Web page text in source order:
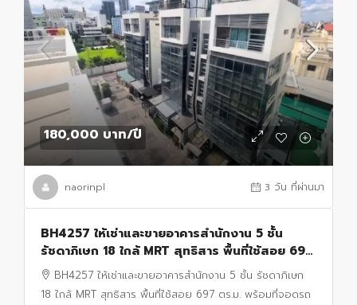
180,000 บาท/ปี
naorinpl 3 วัน ที่ผ่านมา
BH4257 ให้เช่าและขายอาคารสำนักงาน 5 ชั้น
รัชดาภิเษก 18 ใกล้ MRT สุทธิสาร พื้นที่ใช้สอย 697
ตร.ม. พร้อมที่จอดรถ 5 คัน
BH4257 ให้เช่าและขายอาคารสำนักงาน 5 ชั้น รัชดาภิเษก
18 ใกล้ MRT สุทธิสาร พื้นที่ใช้สอย 697 ตร.ม. พร้อมที่จอดรถ